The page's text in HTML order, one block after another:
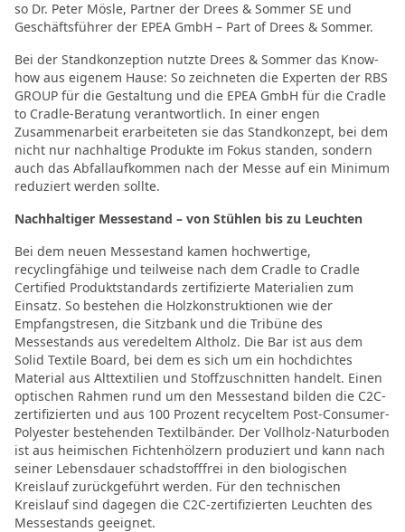
so Dr. Peter Mösle, Partner der Drees & Sommer SE und
Geschäftsführer der EPEA GmbH – Part of Drees & Sommer.
Bei der Standkonzeption nutzte Drees & Sommer das Know-
how aus eigenem Hause: So zeichneten die Experten der RBS
GROUP für die Gestaltung und die EPEA GmbH für die Cradle
to Cradle-Beratung verantwortlich. In einer engen
Zusammenarbeit erarbeiteten sie das Standkonzept, bei dem
nicht nur nachhaltige Produkte im Fokus standen, sondern
auch das Abfallaufkommen nach der Messe auf ein Minimum
reduziert werden sollte.
Nachhaltiger Messestand – von Stühlen bis zu Leuchten
Bei dem neuen Messestand kamen hochwertige,
recyclingfähige und teilweise nach dem Cradle to Cradle
Certified Produktstandards zertifizierte Materialien zum
Einsatz. So bestehen die Holzkonstruktionen wie der
Empfangstresen, die Sitzbank und die Tribüne des
Messestands aus veredeltem Altholz. Die Bar ist aus dem
Solid Textile Board, bei dem es sich um ein hochdichtes
Material aus Alttextilien und Stoffzuschnitten handelt. Einen
optischen Rahmen rund um den Messestand bilden die C2C-
zertifizierten und aus 100 Prozent recyceltem Post-Consumer-
Polyester bestehenden Textilbänder. Der Vollholz-Naturboden
ist aus heimischen Fichtenhölzern produziert und kann nach
seiner Lebensdauer schadstofffrei in den biologischen
Kreislauf zurückgeführt werden. Für den technischen
Kreislauf sind dagegen die C2C-zertifizierten Leuchten des
Messestands geeignet.